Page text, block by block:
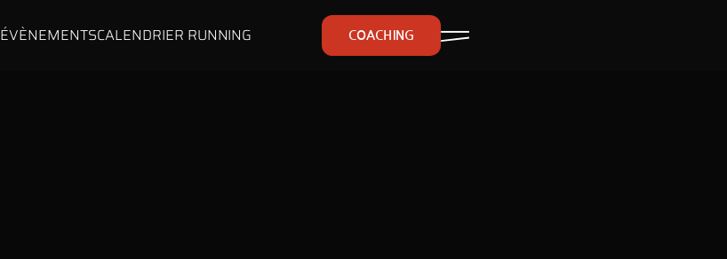
ÉVÈNEMENTSCALENDRIER RUNNING COACHING